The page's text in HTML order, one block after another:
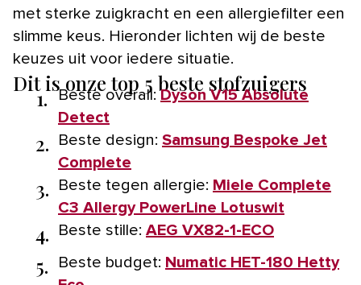
met sterke zuigkracht en een allergiefilter een
slimme keus. Hieronder lichten wij de beste
keuzes uit voor iedere situatie.
Dit is onze top 5 beste stofzuigers
1. Beste overall:Dyson V15 Absolute
Detect
2. Beste design: Samsung Bespoke Jet
Complete
3. Beste tegen allergie: Miele Complete
C3 Allergy PowerLine Lotuswit
4. Beste stille: AEG VX82-1-ECO
5. Beste budget: Numatic HET-180 Hetty